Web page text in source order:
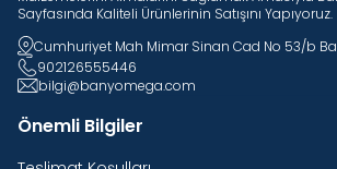
Sayfasında Kaliteli Ürünlerinin Satışını Yapıyoruz.
Cumhuriyet Mah Mimar Sinan Cad No 53/b
902126555446
bilgi@banyomega.com
Önemli Bilgiler